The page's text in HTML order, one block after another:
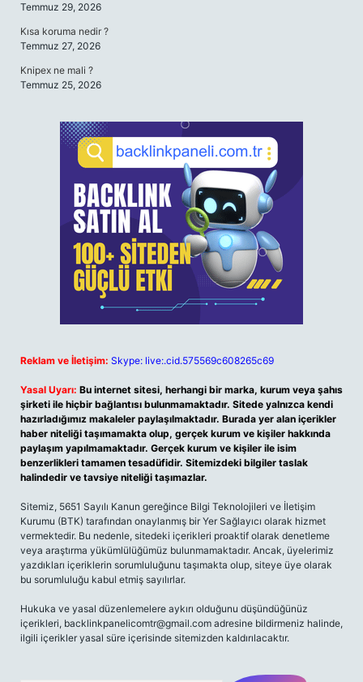
Temmuz 29, 2026
Kısa koruma nedir ?
Temmuz 27, 2026
Knipex ne mali ?
Temmuz 25, 2026
Reklam ve İletişim: Skype: live:.cid.575569c608265c69
Yasal Uyarı: Bu internet sitesi, herhangi bir marka, kurum veya şahıs
şirketi ile hiçbir bağlantısı bulunmamaktadır. Sitede yalnızca kendi
hazırladığımız makaleler paylaşılmaktadır. Burada yer alan içerikler
haber niteliği taşımamakta olup, gerçek kurum ve kişiler hakkında
paylaşım yapılmamaktadır. Gerçek kurum ve kişiler ile isim
benzerlikleri tamamen tesadüfidir. Sitemizdeki bilgiler taslak
halindedir ve tavsiye niteliği taşımazlar.
Sitemiz, 5651 Sayılı Kanun gereğince Bilgi Teknolojileri ve İletişim
Kurumu (BTK) tarafından onaylanmış bir Yer Sağlayıcı olarak hizmet
vermektedir. Bu nedenle, sitedeki içerikleri proaktif olarak denetleme
veya araştırma yükümlülüğümüz bulunmamaktadır. Ancak, üyelerimiz
yazdıkları içeriklerin sorumluluğunu taşımakta olup, siteye üye olarak
bu sorumluluğu kabul etmiş sayılırlar.
Hukuka ve yasal düzenlemelere aykırı olduğunu düşündüğünüz
içerikleri, backlinkpanelicomtr@gmail.com adresine bildirmeniz halinde,
ilgili içerikler yasal süre içerisinde sitemizden kaldırılacaktır.